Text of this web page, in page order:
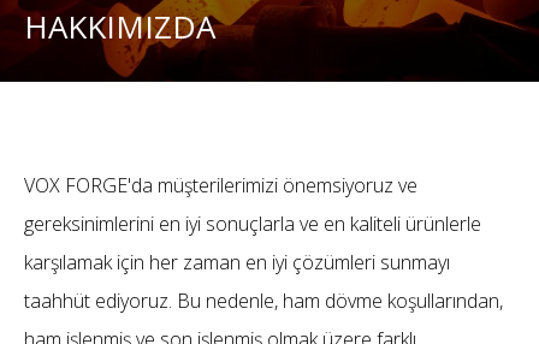
HAKKIMIZDA
VOX FORGE'da müşterilerimizi önemsiyoruz ve
gereksinimlerini en iyi sonuçlarla ve en kaliteli ürünlerle
karşılamak için her zaman en iyi çözümleri sunmayı
taahhüt ediyoruz. Bu nedenle, ham dövme koşullarından,